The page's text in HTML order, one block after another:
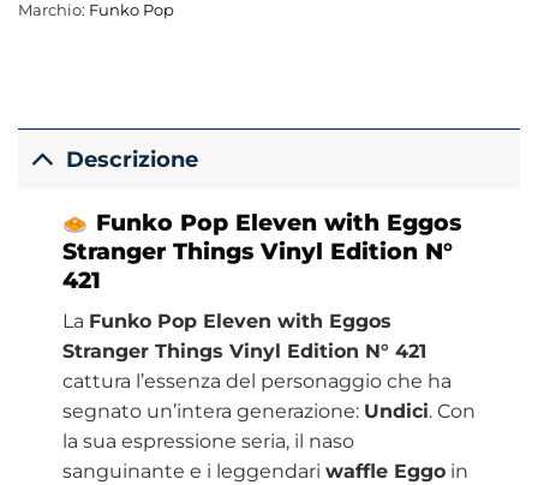
Marchio: Funko Pop
Descrizione
Funko Pop Eleven with Eggos
Stranger Things Vinyl Edition N°
421
La Funko Pop Eleven with Eggos
Stranger Things Vinyl Edition N° 421
cattura l’essenza del personaggio che ha
segnato un’intera generazione: Undici. Con
la sua espressione seria, il naso
sanguinante e i leggendari waffle Eggoin